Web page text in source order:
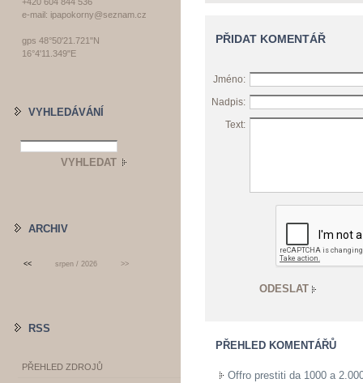
PŘIDAT KOMENTÁŘ
Jméno:
Nadpis:
Text:
PŘEHLED KOMENTÁŘŮ
Offro prestiti da 1000 a
e-mail: ipapokorny@seznam.cz
gps 48°50'21.721"N
16°4'11.349"E
VYHLEDÁVÁNÍ
ARCHIV
<< srpen / 2026 >>
RSS
PŘEHLED ZDROJŮ